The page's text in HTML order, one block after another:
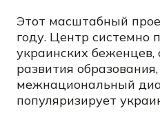
Этот масштабный
году. Центр системно
украинских беженцев,
развития
межнациональный
популяризирует